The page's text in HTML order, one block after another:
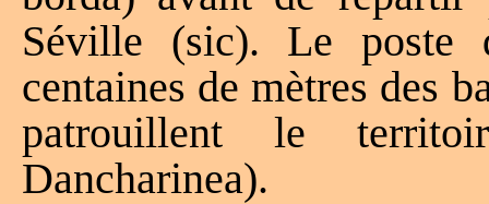
Séville (sic). Le poste
centaines de mètres des
patrouillent le
Dancharinea).